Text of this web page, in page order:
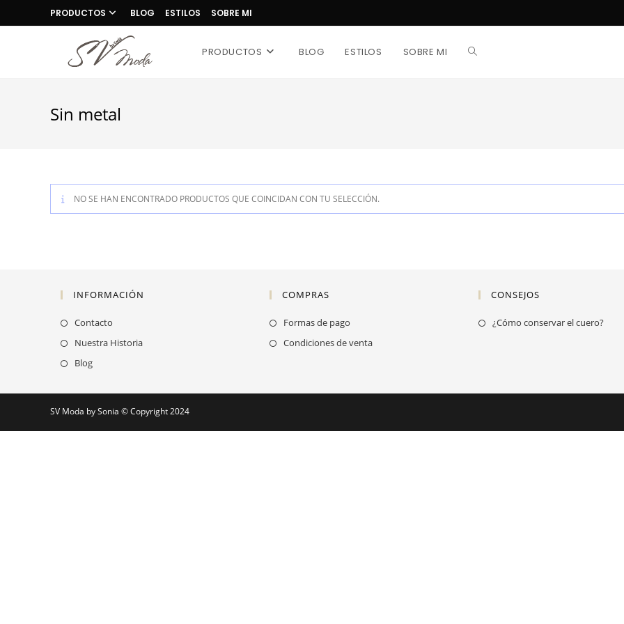
al
PRODUCTOS BLOG ESTILOS SOBRE MI
PRODUCTOS BLOG ESTILOS SOBRE MI ALTERNAR
Sin metal
NO SE HAN ENCONTRADO PRODUCTOS QUE COINCIDAN CON TU SELECCIÓN.
INFORMACIÓN
Contacto
Nuestra Historia
Blog
COMPRAS
Formas de pago
Condiciones de venta
CONSEJOS
¿Cómo conservar el cuero?Se
SV Moda by Sonia © Copyright 2024